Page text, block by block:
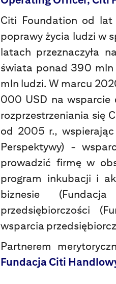
Citi Foundation od lat
poprawy życia ludzi w
latach przeznaczyła
świata ponad 390
mln ludzi. W marcu
000 USD na wsparcie
rozprzestrzeniania się
od 2005 r.,
Perspektywy) -
prowadzić firmę w
program inkubacji i
biznesie
przedsiębiorczości
wsparcia
Partnerem
Fundacja Citi